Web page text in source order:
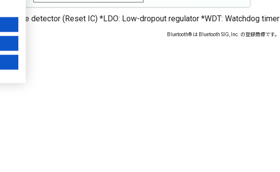
Voltage detector (Reset IC) *LDO: Low-dropout regulator *WDT: Watchdog timer
Bluetooth® は Bluetooth SIG, Inc. の登録商標です。